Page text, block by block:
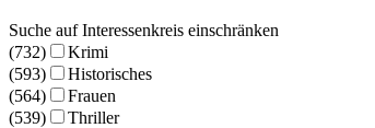
Suche auf Interessenkreis einschränken
(732)
Krimi
(593)
Historisches
(564)
Frauen
(539)
Thriller